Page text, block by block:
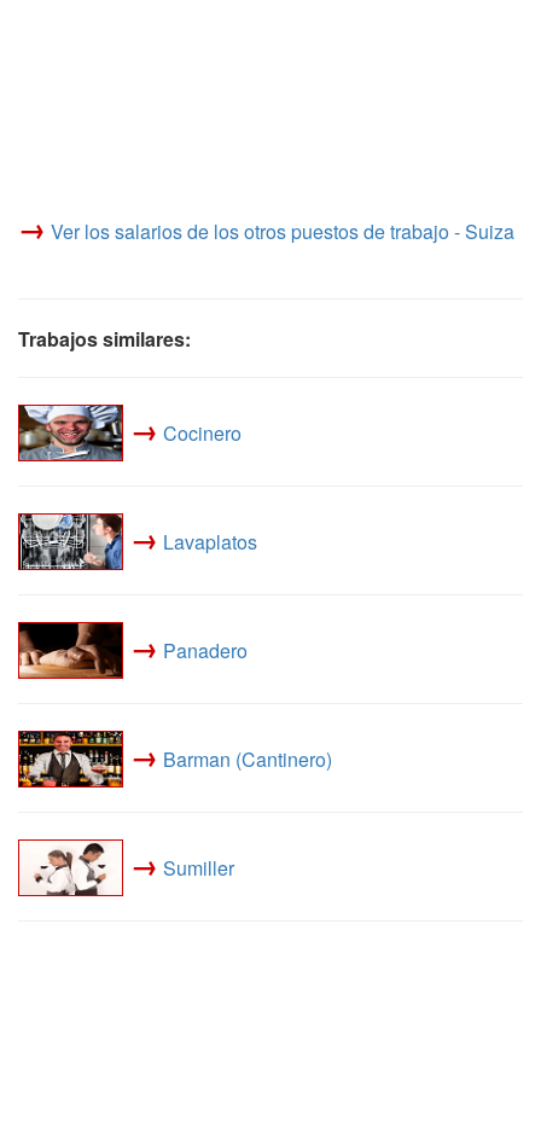
→ Ver los salarios de los otros puestos de trabajo - Suiza
Trabajos similares:
→ Cocinero
→ Lavaplatos
→ Panadero
→ Barman (Cantinero)
→ Sumiller